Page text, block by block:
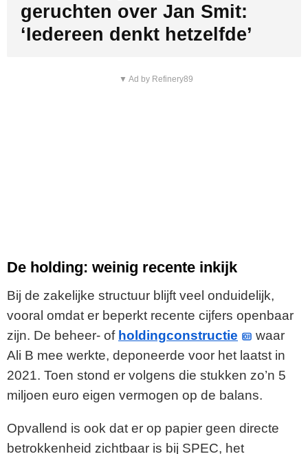
geruchten over Jan Smit:
‘Iedereen denkt hetzelfde’
▼ Ad by Refinery89
De holding: weinig recente inkijk
Bij de zakelijke structuur blijft veel onduidelijk,
vooral omdat er beperkt recente cijfers openbaar
zijn. De beheer- of holdingconstructie
waar
Ali B mee werkte, deponeerde voor het laatst in
2021. Toen stond er volgens die stukken zo’n 5
miljoen euro eigen vermogen op de balans.
Opvallend is ook dat er op papier geen directe
betrokkenheid zichtbaar is bij SPEC, het